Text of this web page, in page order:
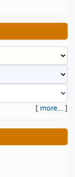
[ more... ]